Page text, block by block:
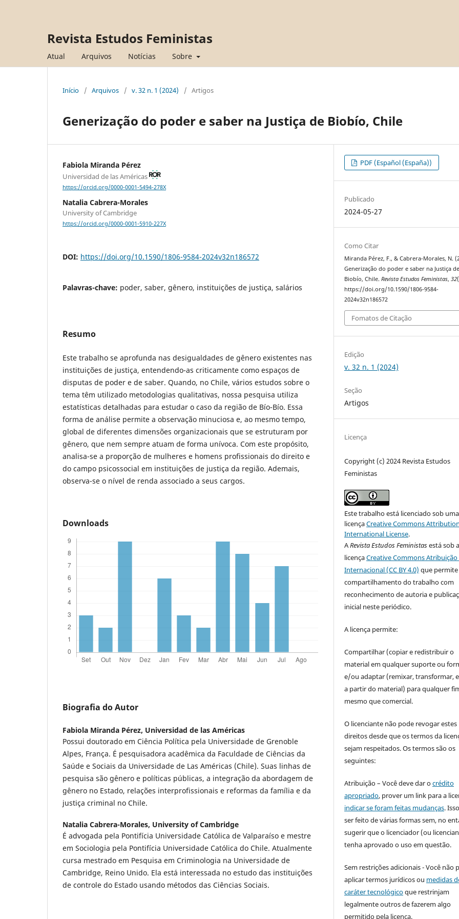
Revista Estudos Feministas
Atual Arquivos Notícias Sobre
Início / Arquivos / v. 32 n. 1 (2024) / Artigos
Generização do poder e saber na Justiça de Biobío, Chile
Fabiola Miranda Pérez
Universidad de las Américas
https://orcid.org/0000-0001-5494-278X
Natalia Cabrera-Morales
University of Cambridge
https://orcid.org/0000-0001-5910-227X
DOI: https://doi.org/10.1590/1806-9584-2024v32n186572
Palavras-chave: poder, saber, gênero, instituições de justiça, salários
Resumo
Este trabalho se aprofunda nas desigualdades de gênero existentes nas
instituições de justiça, entendendo-as criticamente como espaços de
disputas de poder e de saber. Quando, no Chile, vários estudos sobre o
tema têm utilizado metodologias qualitativas, nossa pesquisa utiliza
estatísticas detalhadas para estudar o caso da região de Bío-Bío. Essa
forma de análise permite a observação minuciosa e, ao mesmo tempo,
global de diferentes dimensões organizacionais que se estruturam por
gênero, que nem sempre atuam de forma unívoca. Com este propósito,
analisa-se a proporção de mulheres e homens profissionais do direito e
do campo psicossocial em instituições de justiça da região. Ademais,
observa-se o nível de renda associado a seus cargos.
Downloads
Biografia do Autor
Fabiola Miranda Pérez, Universidad de las Américas
Possui doutorado em Ciência Política pela Universidade de Grenoble
Alpes, França. É pesquisadora acadêmica da Faculdade de Ciências da
Saúde e Sociais da Universidade de Las Américas (Chile). Suas linhas de
pesquisa são gênero e políticas públicas, a integração da abordagem de
gênero no Estado, relações interprofissionais e reformas da família e da
justiça criminal no Chile.
Natalia Cabrera-Morales, University of Cambridge
É advogada pela Pontifícia Universidade Católica de Valparaíso e mestre
em Sociologia pela Pontifícia Universidade Católica do Chile. Atualmente
cursa mestrado em Pesquisa em Criminologia na Universidade de
Cambridge, Reino Unido. Ela está interessada no estudo das instituições
de controle do Estado usando métodos das Ciências Sociais.
PDF (Español (España))
Publicado
2024-05-27
Como Citar
Miranda Pérez, F., & Cabrera-Morales, N.
Generização do poder e saber na Justiça
Biobío, Chile.Revista Estudos Feministas,32
https://doi.org/10.1590/1806-9584-
2024v32n186572
Fomatos de Citação
Edição
v. 32 n. 1 (2024)
Seção
Artigos
Licença
Copyright (c) 2024 Revista Estudos
Feministas
Este trabalho está licenciado sob uma
licençaCreative Commons
International License.
ARevista Estudos Feministasestá sob
licençaCreative Commons Atribuição
Internacional (CC BY 4.0) que
compartilhamento do trabalho com
reconhecimento de autoria e
inicial neste periódico.
A licença permite:
Compartilhar (copiar e redistribuir o
material em qualquer suporte ou
e/ou adaptar (remixar, transformar,
a partir do material) para qualquer
mesmo que comercial.
O licenciante não pode revogar estes
direitos desde que os termos da
sejam respeitados. Os termos são os
seguintes:
Atribuição – Você deve dar ocrédito
apropriado, prover um link para a
indicar se foram feitas mudanças.
ser feito de várias formas sem, no
sugerir que o licenciador (ou
tenha aprovado o uso em questão.
Sem restrições adicionais - Você não
aplicar termos jurídicos ou medidas
caráter tecnológicoque restrinjam
legalmente outros de fazerem algo
permitido pela licença.